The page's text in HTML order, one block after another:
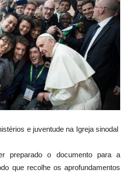
e juventude na Igreja sinodal
preparado o documento para a
que recolhe os aprofundamentos